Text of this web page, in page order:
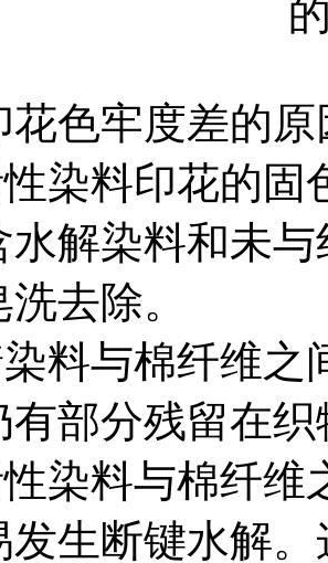
花色牢度差的原
染料印花的
水解染料和未
去除。
料与棉纤维
有部分残留在织
染料与棉纤
发生断键水解